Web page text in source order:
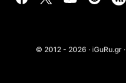
© 2012 - 2026 · iGuRu.gr ·